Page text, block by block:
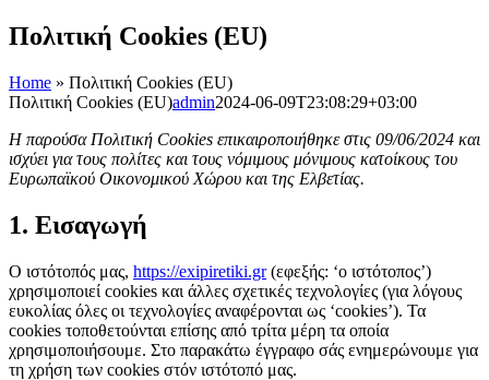
Πολιτική Cookies (EU)
Home » Πολιτική Cookies (EU)
Πολιτική Cookies (EU)admin2024-06-09T23:08:29+03:00
Η παρούσα Πολιτική Cookies επικαιροποιήθηκε στις 09/06/2024 και
ισχύει για τους πολίτες και τους νόμιμους μόνιμους κατοίκους του
Ευρωπαϊκού Οικονομικού Χώρου και της Ελβετίας.
1. Εισαγωγή
Ο ιστότοπός μας, https://exipiretiki.gr(εφεξής: ‘ο ιστότοπος’)
χρησιμοποιεί cookies και άλλες σχετικές τεχνολογίες (για λόγους
ευκολίας όλες οι τεχνολογίες αναφέρονται ως ‘cookies’). Τα
cookies τοποθετούνται επίσης από τρίτα μέρη τα οποία
χρησιμοποιήσουμε. Στο παρακάτω έγγραφο σάς ενημερώνουμε για
τη χρήση των cookies στόν ιστότοπό μας.